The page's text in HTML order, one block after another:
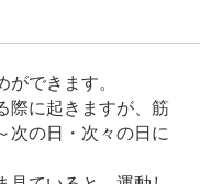
できます。
際に起きますが、筋
次の日・次々の日に